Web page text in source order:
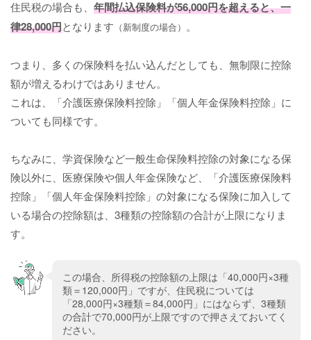
住民税の場合も、 年間払込保険料が56,000円を超えると、一
律28,000円となります （新制度の場合） 。
つまり、多くの保険料を払い込んだとしても、無制限に控除
額が増えるわけではありません。
これは、「介護医療保険料控除」「個人年金保険料控除」に
ついても同様です。
ちなみに、学資保険など一般生命保険料控除の対象になる保
険以外に、医療保険や個人年金保険など、「介護医療保険料
控除」「個人年金保険料控除」の対象になる保険に加入して
いる場合の控除額は、3種類の控除額の合計が上限になりま
す。
この場合、所得税の控除額の上限は「40,000円×3種
類＝120,000円」ですが、住民税については
「28,000円×3種類＝84,000円」にはならず、3種類
の合計で70,000円が上限ですので押さえておいてく
ださい。